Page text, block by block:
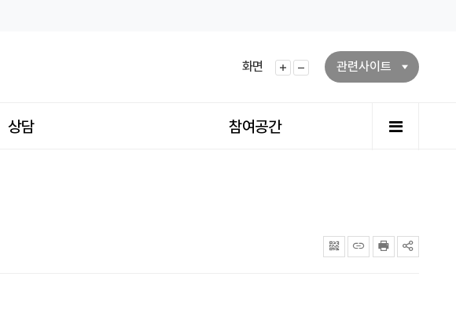
화면
화면확대화면축소
관련사이트
상담 참여공간 전체메
QRcode주소복사프린터